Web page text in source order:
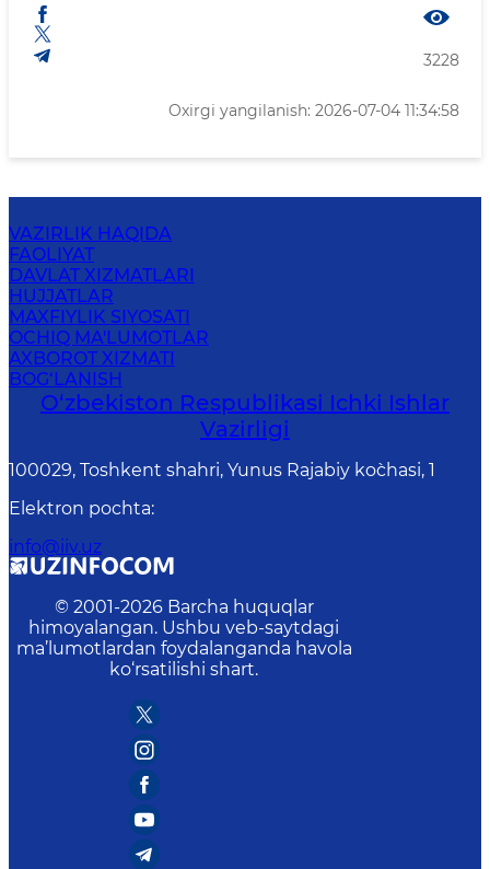
3228
Oxirgi yangilanish: 2026-07-04 11:34:58
VAZIRLIK HAQIDA
FAOLIYAT
DAVLAT XIZMATLARI
HUJJATLAR
MAXFIYLIK SIYOSATI
OCHIQ MA'LUMOTLAR
AXBOROT XIZMATI
BOG‘LANISH
O‘zbеkiston Rеspublikаsi Ichki Ishlаr
Vаzirligi
100029, Toshkent shahri, Yunus Rаjаbiy ko`chаsi, 1
Elektron pochta:
info@iiv.uz
© 2001-2026 Barcha huquqlar
himoyalangan. Ushbu veb-saytdagi
ma’lumotlardan foydalanganda havola
ko‘rsatilishi shart.